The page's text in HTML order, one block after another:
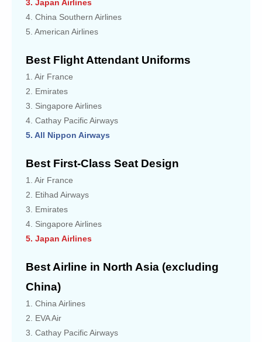
3. Japan Airlines
4. China Southern Airlines
5. American Airlines
Best Flight Attendant Uniforms
1. Air France
2. Emirates
3. Singapore Airlines
4. Cathay Pacific Airways
5. All Nippon Airways
Best First-Class Seat Design
1. Air France
2. Etihad Airways
3. Emirates
4. Singapore Airlines
5. Japan Airlines
Best Airline in North Asia (excluding
China)
1. China Airlines
2. EVA Air
3. Cathay Pacific Airways